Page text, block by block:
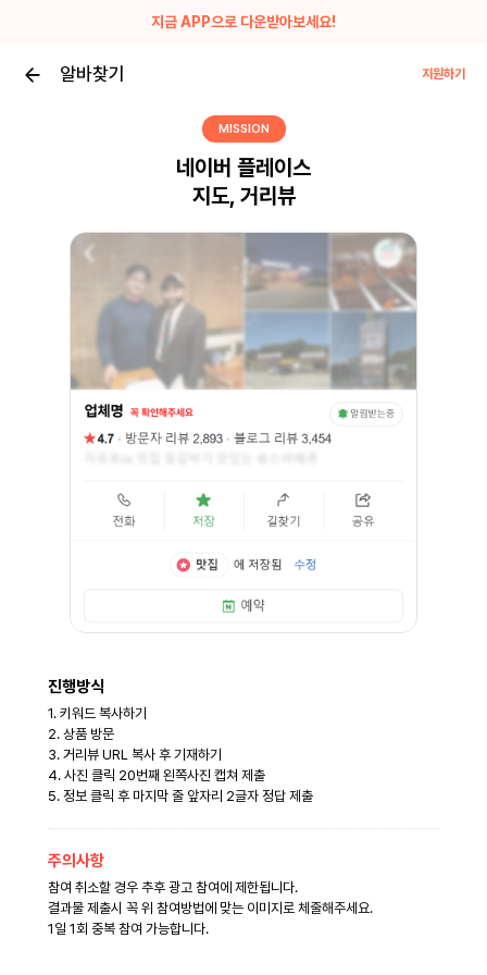
지금 APP으로 다운받아보세요!
알바찾기 지원하기
MISSION
네이버 플레이스
지도, 거리뷰
진행방식
1. 키워드 복사하기
2. 상품 방문
3. 거리뷰 URL 복사 후 기재하기
4. 사진 클릭 20번째 왼쪽사진 캡쳐 제출
5. 정보 클릭 후 마지막 줄 앞자리 2글자 정답 제출
주의사항
참여 취소할 경우 추후 광고 참여에 제한됩니다.
결과물 제출시 꼭 위 참여방법에 맞는 이미지로 체줄해주세요.
1일 1회 중복 참여 가능합니다.